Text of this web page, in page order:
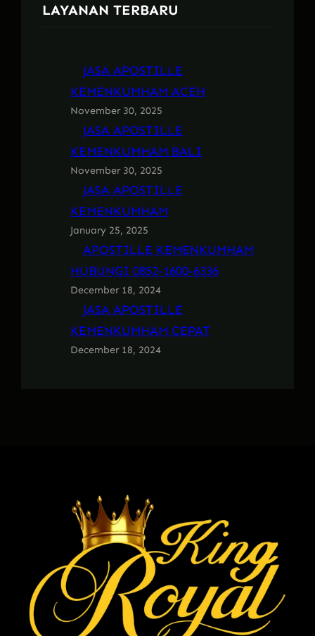
LAYANAN TERBARU
JASA APOSTILLE
KEMENKUMHAM ACEH
November 30, 2025
JASA APOSTILLE
KEMENKUMHAM BALI
November 30, 2025
JASA APOSTILLE
KEMENKUMHAM
January 25, 2025
APOSTILLE KEMENKUMHAM
HUBUNGI 0852-1600-6336
December 18, 2024
JASA APOSTILLE
KEMENKUMHAM CEPAT
December 18, 2024